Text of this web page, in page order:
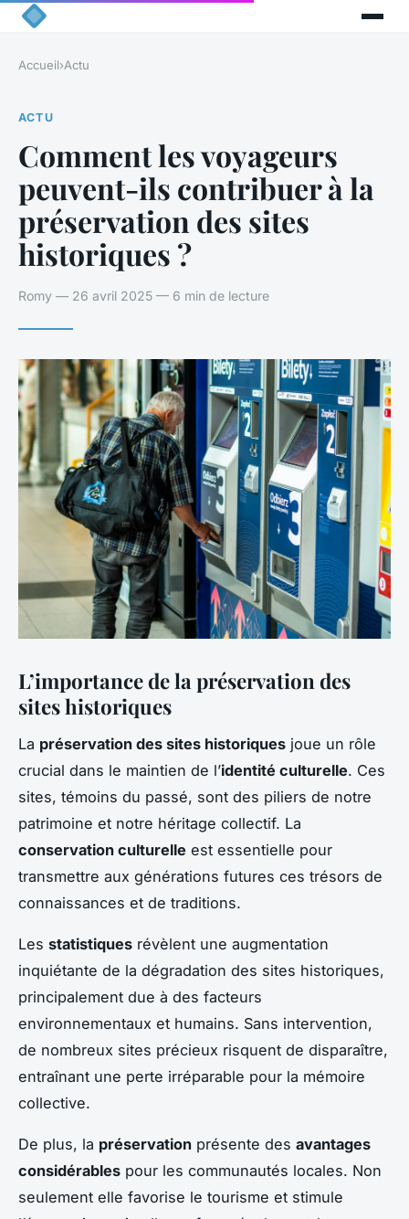
Accueil›Actu
ACTU
Comment les voyageurs
peuvent-ils contribuer à la
préservation des sites
historiques ?
Romy — 26 avril 2025 — 6 min de lecture
L’importance de la préservation des
sites historiques
La préservation des sites historiques joue un rôle
crucial dans le maintien de l’identité culturelle. Ces
sites, témoins du passé, sont des piliers de notre
patrimoine et notre héritage collectif. La
conservation culturelle est essentielle pour
transmettre aux générations futures ces trésors de
connaissances et de traditions.
Les statistiques révèlent une augmentation
inquiétante de la dégradation des sites historiques,
principalement due à des facteurs
environnementaux et humains. Sans intervention,
de nombreux sites précieux risquent de disparaître,
entraînant une perte irréparable pour la mémoire
collective.
De plus, la préservation présente des avantages
considérables pour les communautés locales. Non
seulement elle favorise le tourisme et stimule